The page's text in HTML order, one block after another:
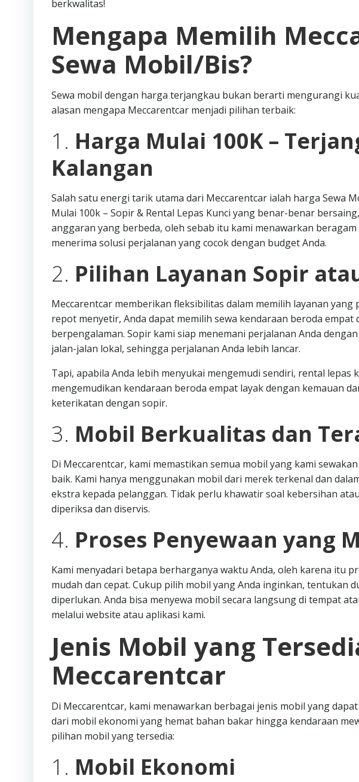
berkwalitas!
Mengapa Memilih
Sewa Mobil/Bis?
Sewa mobil dengan harga terjangkau bukan berarti mengurangi
alasan mengapa Meccarentcar menjadi pilihan terbaik:
1. Harga Mulai 100K –
Kalangan
Salah satu energi tarik utama dari Meccarentcar ialah harga Sewa
Mulai 100k – Sopir & Rental Lepas Kunci yang benar-benar
anggaran yang berbeda, oleh sebab itu kami menawarkan
menerima solusi perjalanan yang cocok dengan budget Anda.
2. Pilihan Layanan Sopir
Meccarentcar memberikan fleksibilitas dalam memilih layanan
repot menyetir, Anda dapat memilih sewa kendaraan beroda empat
berpengalaman. Sopir kami siap menemani perjalanan Anda
jalan-jalan lokal, sehingga perjalanan Anda lebih lancar.
Tapi, apabila Anda lebih menyukai mengemudi sendiri, rental lepas
mengemudikan kendaraan beroda empat layak dengan kemauan
keterikatan dengan sopir.
3. Mobil Berkualitas dan
Di Meccarentcar, kami memastikan semua mobil yang kami
baik. Kami hanya menggunakan mobil dari merek terkenal dan
ekstra kepada pelanggan. Tidak perlu khawatir soal kebersihan
diperiksa dan diservis.
4. Proses Penyewaan yang
Kami menyadari betapa berharganya waktu Anda, oleh karena itu
mudah dan cepat. Cukup pilih mobil yang Anda inginkan, tentukan
diperlukan. Anda bisa menyewa mobil secara langsung di tempat
melalui website atau aplikasi kami.
Jenis Mobil yang
Meccarentcar
Di Meccarentcar, kami menawarkan berbagai jenis mobil yang
dari mobil ekonomi yang hemat bahan bakar hingga kendaraan
pilihan mobil yang tersedia:
1. Mobil Ekonomi